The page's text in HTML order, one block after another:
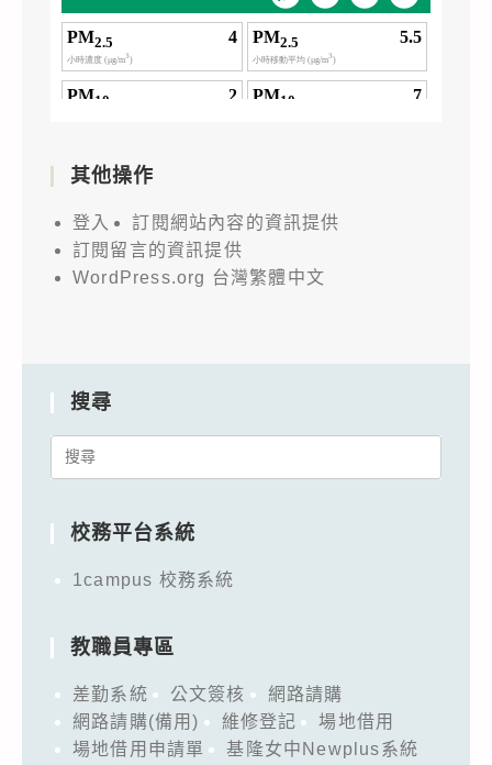
其他操作
登入
訂閱網站內容的資訊提供
訂閱留言的資訊提供
WordPress.org 台灣繁體中文
搜尋
Search
校務平台系統
1campus 校務系統
教職員專區
差勤系統 公文簽核
網路請購
網路請購(備用)
維修登記
場地借用
場地借用申請單
基隆女中Newplus系統